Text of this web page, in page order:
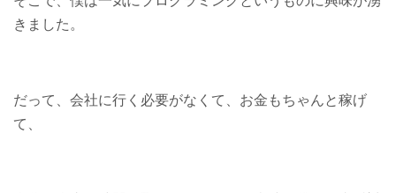
きました。
だって、会社に行く必要がなくて、お金もちゃんと稼げ
て、